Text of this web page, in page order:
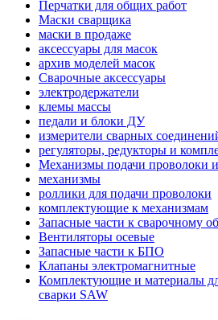
Перчатки для общих работ
Маски сварщика
маски в продаже
аксессуары для масок
архив моделей масок
Сварочные аксессуары
электродержатели
клемы массы
педали и блоки ДУ
измерители сварных
регуляторы, редукторы и
Механизмы подачи проволоки
механизмы
роллики для подачи проволоки
комплектующие к механизмам
Запасные части к сварочному
Вентиляторы осевые
Запасные части к БПО
Клапаны электромагнитные
Комплектующие и материалы
сварки SAW